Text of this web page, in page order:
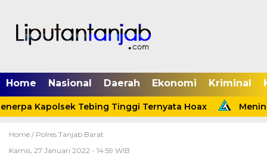
Home Nasional Daerah Ekonomi Kriminal
Kapolsek Tebing Tinggi Ternyata Hoax
Home / Polres Tanjab Barat
Kamis, 27 Januari 2022 - 14:59 WIB